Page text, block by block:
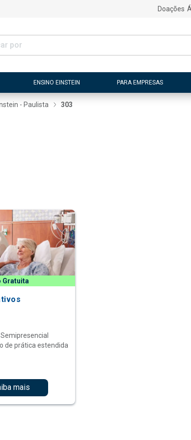
Doações
ENSINO EINSTEIN PARA EMPRESAS
- Paulista 303
Gratuita
de prática estendida
mais